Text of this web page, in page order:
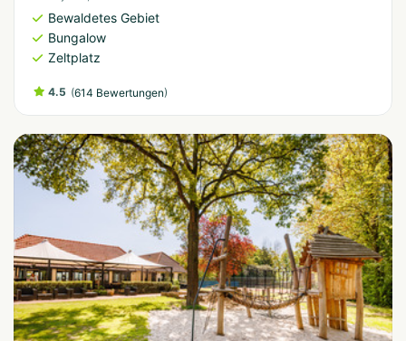
Bewaldetes Gebiet
Bungalow
Zeltplatz
4.5 (614 Bewertungen)